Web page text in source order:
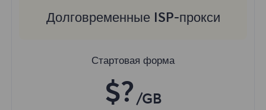
Долговременные ISP-прокси
Стартовая форма
$? /GB